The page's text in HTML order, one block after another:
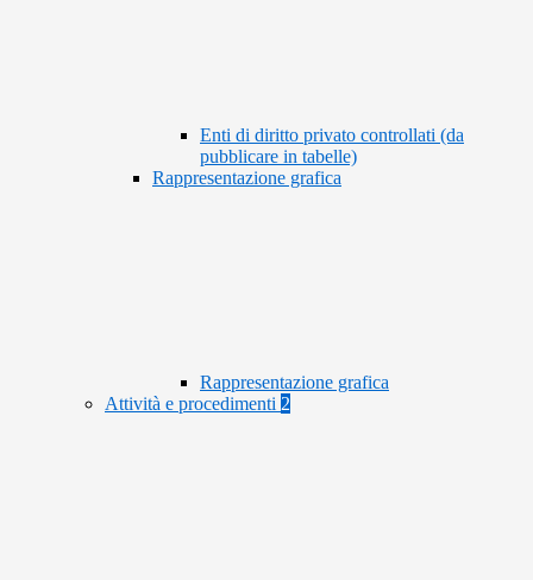
Enti di diritto privato controllati (da
pubblicare in tabelle)
Rappresentazione grafica
Rappresentazione grafica
Attività e procedimenti 2